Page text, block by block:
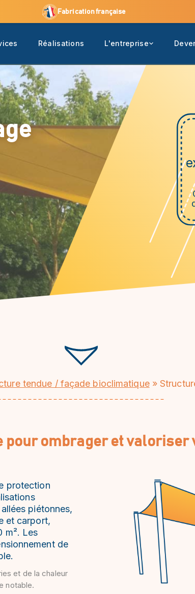
Fabrication française
Réalisations L'entreprise
tendue / façade bioclimatique»
pour ombrager et valoriser
protection
piétonnes,
et carport,
m². Les
de
et de la chaleur
notable.